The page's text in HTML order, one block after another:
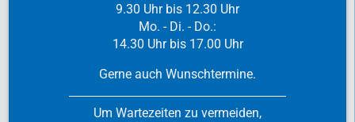
9.30 Uhr bis 12.30 Uhr
Mo. - Di. - Do.:
14.30 Uhr bis 17.00 Uhr
Gerne auch Wunschtermine.
Um Wartezeiten zu vermeiden,